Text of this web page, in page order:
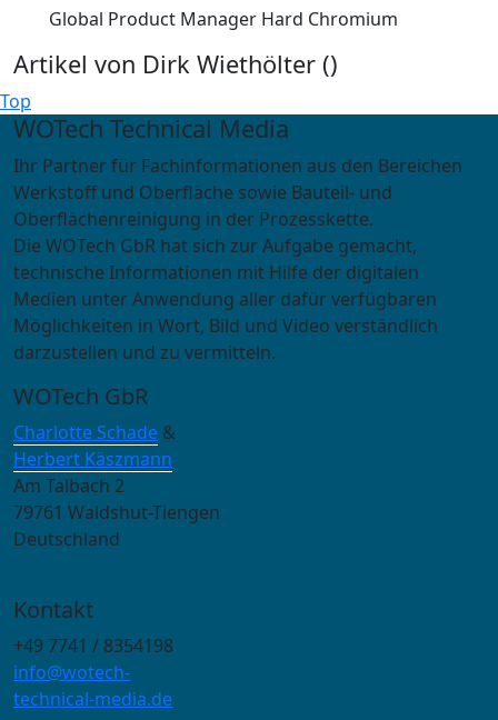
Global Product Manager Hard Chromium
Artikel von Dirk Wiethölter ()
Top
WOTech Technical Media
Ihr Partner für Fachinformationen aus den Bereichen
Werkstoff und Oberfläche sowie Bauteil- und
Oberflächenreinigung in der Prozesskette.
Die WOTech GbR hat sich zur Aufgabe gemacht,
technische Informationen mit Hilfe der digitalen
Medien unter Anwendung aller dafür verfügbaren
Möglichkeiten in Wort, Bild und Video verständlich
darzustellen und zu vermitteln.
WOTech GbR
Charlotte Schade &
Herbert Käszmann
Am Talbach 2
79761 Waldshut-Tiengen
Deutschland
Kontakt
+49 7741 / 8354198
info@wotech-
technical-media.de